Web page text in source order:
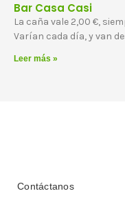
Bar Casa Casi
La caña vale 2,00 €,
Varían cada día, y van
Leer más »
Contáctanos